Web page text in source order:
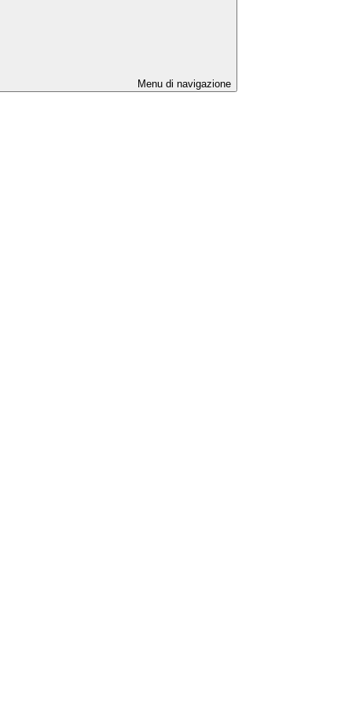
Menu di navigazione